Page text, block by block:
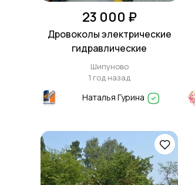
23 000 ₽
Дровоколы электрические
гидравлические
Шипуново
1 год назад
Наталья Гурина